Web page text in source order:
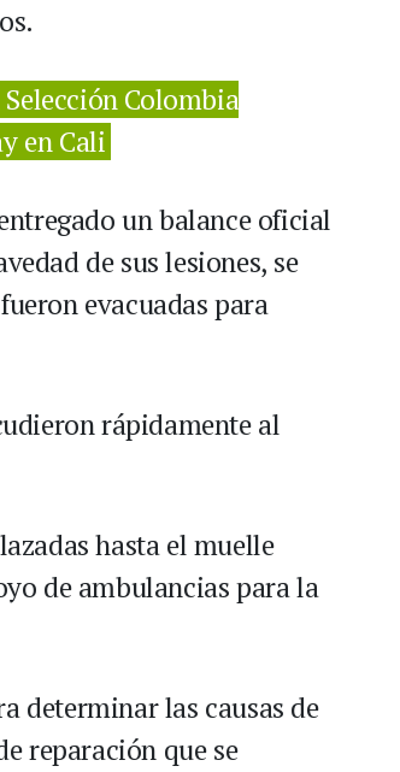
Colombia
en Cali
un balance oficial
de sus lesiones, se
evacuadas para
rápidamente al
hasta el muelle
de ambulancias para la
determinar las causas de
reparación que se